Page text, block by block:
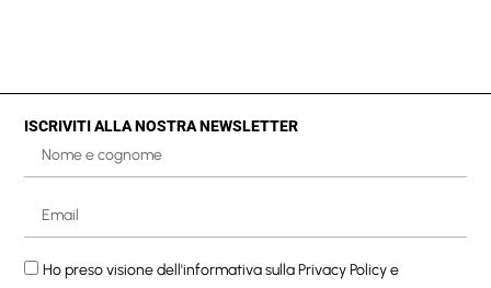
ISCRIVITI ALLA NOSTRA NEWSLETTER
Ho preso visione dell'informativa sullaPrivacy Policye